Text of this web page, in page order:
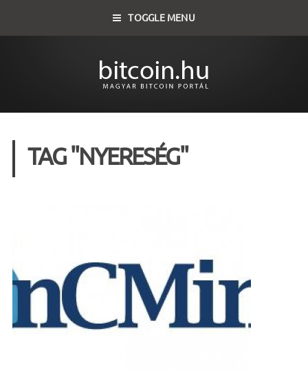
TOGGLE MENU
TAG "NYERESÉG"